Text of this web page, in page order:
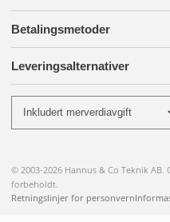
Betalingsmetoder
Leveringsalternativer
© 2003-2026 Hannus & Co Teknik AB.
forbeholdt.
Retningslinjer for personvern